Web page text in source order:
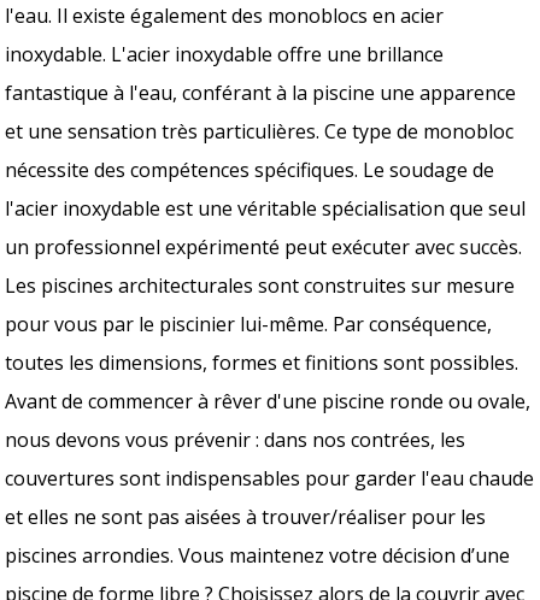
l'eau. Il existe également des monoblocs en acier
inoxydable. L'acier inoxydable offre une brillance
fantastique à l'eau, conférant à la piscine une apparence
et une sensation très particulières. Ce type de monobloc
nécessite des compétences spécifiques. Le soudage de
l'acier inoxydable est une véritable spécialisation que seul
un professionnel expérimenté peut exécuter avec succès.
Les piscines architecturales sont construites sur mesure
pour vous par le piscinier lui-même. Par conséquence,
toutes les dimensions, formes et finitions sont possibles.
Avant de commencer à rêver d'une piscine ronde ou ovale,
nous devons vous prévenir : dans nos contrées, les
couvertures sont indispensables pour garder l'eau chaude
et elles ne sont pas aisées à trouver/réaliser pour les
piscines arrondies. Vous maintenez votre décision d’une
piscine de forme libre ? Choisissez alors de la couvrir avec